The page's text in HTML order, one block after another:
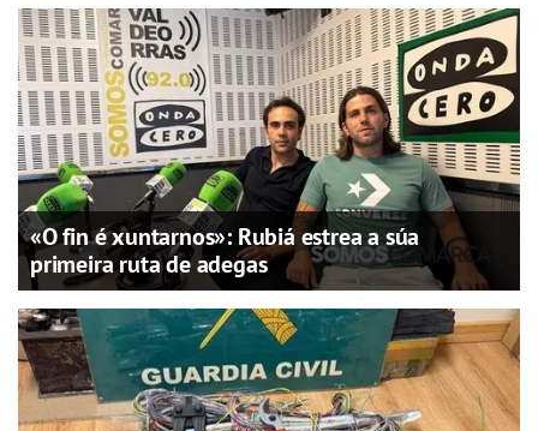
«O fin é xuntarnos»: Rubiá estrea a súa
primeira ruta de adegas